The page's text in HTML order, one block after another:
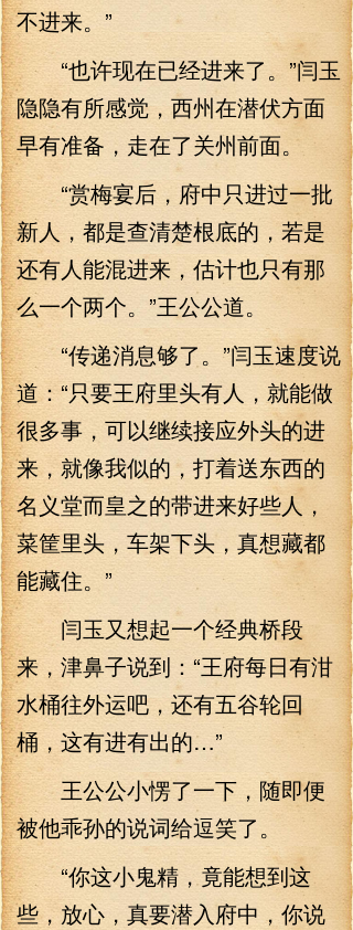
不进来。”
“也许现在已经进来了。”闫玉
隐隐有所感觉，西州在潜伏方面
早有准备，走在了关州前面。
“赏梅宴后，府中只进过一批
新人，都是查清楚根底的，若是
还有人能混进来，估计也只有那
么一个两个。”王公公道。
“传递消息够了。”闫玉速度说
道：“只要王府里头有人，就能做
很多事，可以继续接应外头的进
来，就像我似的，打着送东西的
名义堂而皇之的带进来好些人，
菜筐里头，车架下头，真想藏都
能藏住。”
闫玉又想起一个经典桥段
来，津鼻子说到：“王府每日有泔
水桶往外运吧，还有五谷轮回
桶，这有进有出的…”
王公公小愣了一下，随即便
被他乖孙的说词给逗笑了。
“你这小鬼精，竟能想到这
些，放心，真要潜入府中，你说